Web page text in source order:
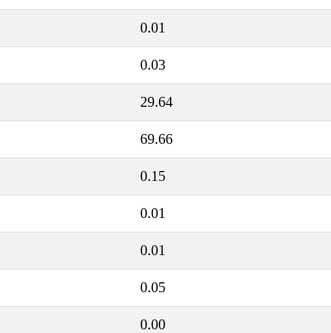
0.01
0.03
29.64
69.66
0.15
0.01
0.01
0.05
0.00